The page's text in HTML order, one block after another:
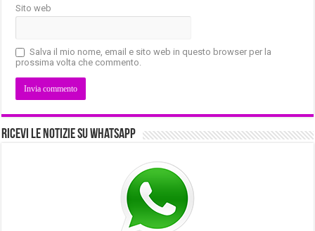
Sito web
Salva il mio nome, email e sito web in questo browser per la
prossima volta che commento.
Ricevi le notizie su Whatsapp